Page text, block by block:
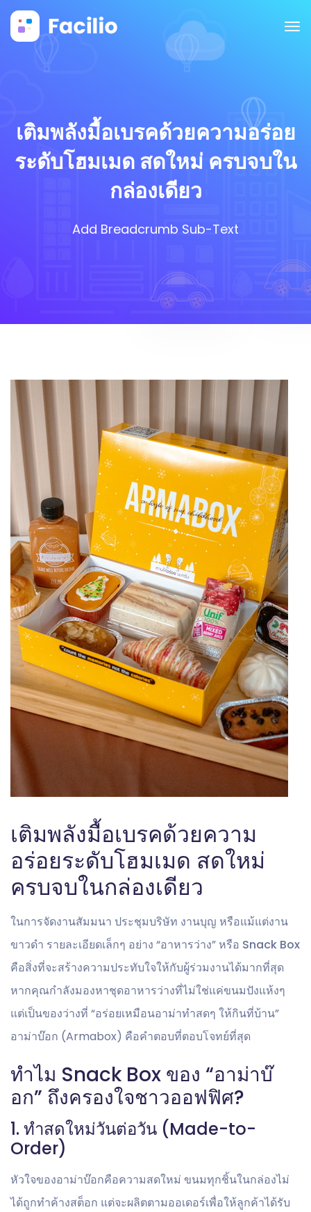
เติมพลังมื้อเบรคด้วยความอร่อย
ระดับโฮมเมด สดใหม่ ครบจบใน
กล่องเดียว
Add Breadcrumb Sub-Text
เติมพลังมื้อเบรคด้วยความ
อร่อยระดับโฮมเมด สดใหม่
ครบจบในกล่องเดียว
ในการจัดงานสัมมนา ประชุมบริษัท งานบุญ หรือแม้แต่งาน
ขาวดำ รายละเอียดเล็กๆ อย่าง “อาหารว่าง” หรือ Snack Box
คือสิ่งที่จะสร้างความประทับใจให้กับผู้ร่วมงานได้มากที่สุด
หากคุณกำลังมองหาชุดอาหารว่างที่ไม่ใช่แค่ขนมปังแห้งๆ
แต่เป็นของว่างที่ “อร่อยเหมือนอาม่าทำสดๆ ให้กินที่บ้าน”
อาม่าบ๊อก (Armabox) คือคำตอบที่ตอบโจทย์ที่สุด
ทำไม Snack Box ของ “อาม่าบ๊
อก” ถึงครองใจชาวออฟฟิศ?
1. ทำสดใหม่วันต่อวัน (Made-to-
Order)
หัวใจของอาม่าบ๊อกคือความสดใหม่ ขนมทุกชิ้นในกล่องไม่
ได้ถูกทำค้างสต็อก แต่จะผลิตตามออเดอร์เพื่อให้ลูกค้าได้รับ